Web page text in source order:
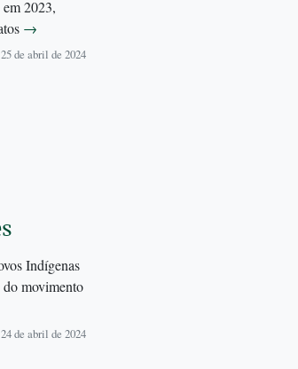
2023,
→
25 de abril de 2024
Indígenas
movimento
24 de abril de 2024